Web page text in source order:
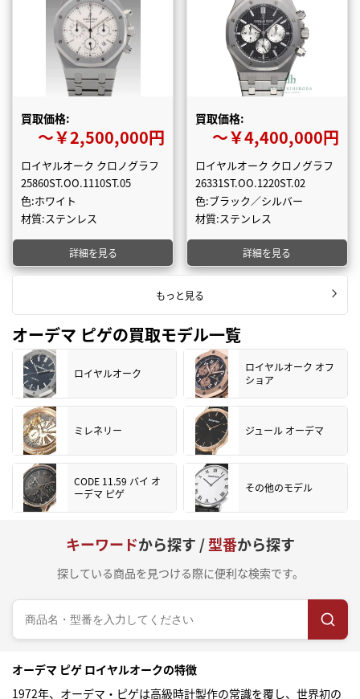
買取価格:
〜￥2,500,000円
ロイヤルオーク クロノグラフ
25860ST.OO.1110ST.05
色:ホワイト
材質:ステンレス
詳細を見る
買取価格:
〜￥4,400,000円
ロイヤルオーク クロノグラフ
26331ST.OO.1220ST.02
色:ブラック／シルバー
材質:ステンレス
詳細を見る
もっと見る
オーデマ ピゲの買取モデル一覧
ロイヤルオーク
ロイヤルオーク オフ
ショア
ミレネリー ジュール オーデマ
CODE 11.59 バイ オ
ーデマ ピゲ
その他のモデル
キーワードから探す /型番から探す
探している商品を見つける際に便利な検索です。
オーデマ ピゲ ロイヤルオークの特徴
1972年、オーデマ・ピゲは高級時計製作の常識を覆し、世界初の